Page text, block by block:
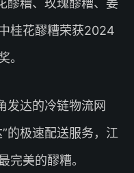
醪糟、玫瑰醪糟、姜
桂花醪糟荣获2024
。
发达的冷链物流网
的极速配送服务，江
完美的醪糟。